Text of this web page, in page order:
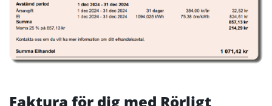
Faktura för dig med Rörligt